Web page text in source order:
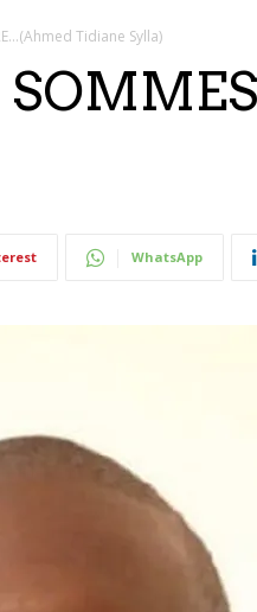
Tidiane Sylla)
WhatsApp